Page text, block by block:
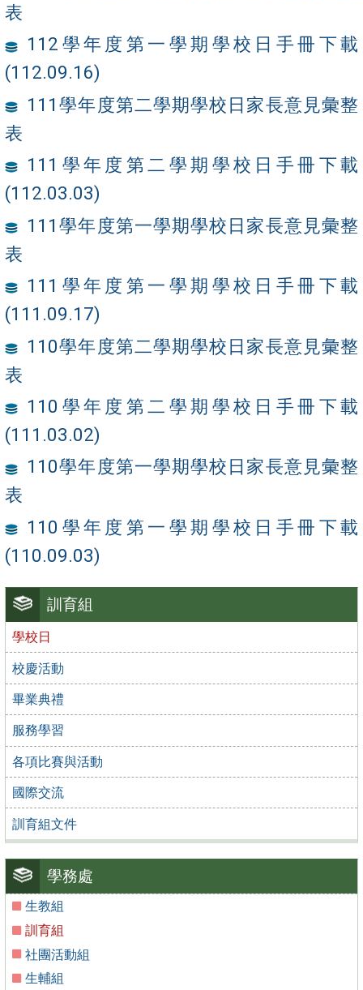
訓育組
學校日
校慶活動
畢業典禮
服務學習
各項比賽與活動
國際交流
訓育組文件
學務處
生教組
訓育組
社團活動組
生輔組
表
112學年度第一學期學校日手冊下載
(112.09.16)
111學年度第二學期學校日家長意見彙整
表
111學年度第二學期學校日手冊下載
(112.03.03)
111學年度第一學期學校日家長意見彙整
表
111學年度第一學期學校日手冊下載
(111.09.17)
110學年度第二學期學校日家長意見彙整
表
110學年度第二學期學校日手冊下載
(111.03.02)
110學年度第一學期學校日家長意見彙整
表
110學年度第一學期學校日手冊下載
(110.09.03)